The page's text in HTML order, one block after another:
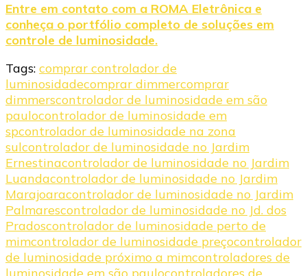
Entre em contato com a ROMA Eletrônica e
conheça o portfólio completo de soluções em
controle de luminosidade.
Tags: comprar controlador de
luminosidadecomprar dimmercomprar
dimmerscontrolador de luminosidade em são
paulocontrolador de luminosidade em
spcontrolador de luminosidade na zona
sulcontrolador de luminosidade no Jardim
Ernestinacontrolador de luminosidade no Jardim
Luandacontrolador de luminosidade no Jardim
Marajoaracontrolador de luminosidade no Jardim
Palmarescontrolador de luminosidade no Jd. dos
Pradoscontrolador de luminosidade perto de
mimcontrolador de luminosidade preçocontrolador
de luminosidade próximo a mimcontroladores de